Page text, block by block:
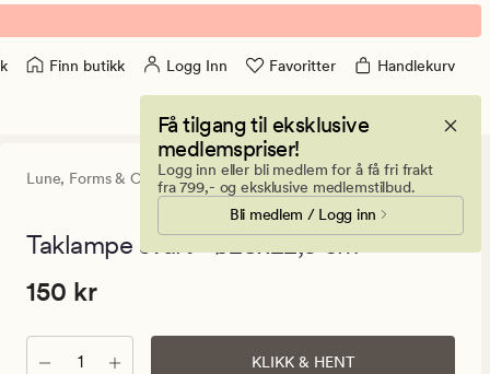
Finn butikk Logg Inn Favoritter Handlekurv
Få tilgang til eksklusive
medlemspriser!
Logg inn eller bli medlem for å få fri frakt
fra 799,- og eksklusive medlemstilbud.
Bli medlem / Logg inn
Lune, Forms & Objects
0
en
0
Taklampe svart - ø28x22,5 cm
Pris
kr.
Vanlig
Pris 150 kr
150 kr
Antall KLIKK & HENT